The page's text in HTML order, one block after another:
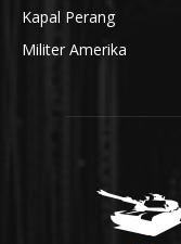
Kapal Perang
Militer Amerika